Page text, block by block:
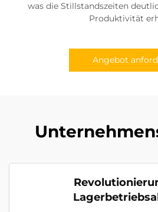
was die Stillstandszeiten
Produktivität
Angebot